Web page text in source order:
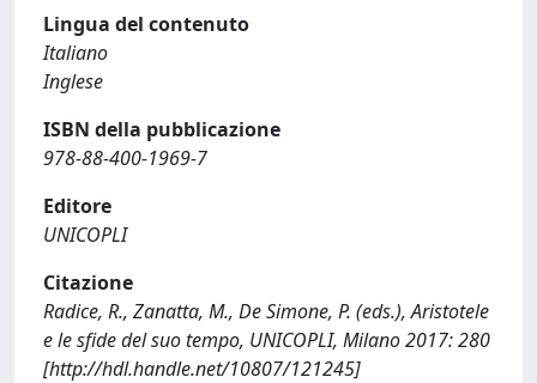
Lingua del contenuto
Italiano
Inglese
ISBN della pubblicazione
978-88-400-1969-7
Editore
UNICOPLI
Citazione
Radice, R., Zanatta, M., De Simone, P. (eds.), Aristotele
e le sfide del suo tempo, UNICOPLI, Milano 2017: 280
[http://hdl.handle.net/10807/121245]